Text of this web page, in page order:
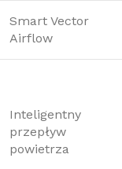
Smart Vector
Airflow
Inteligentny
przepływ
powietrza